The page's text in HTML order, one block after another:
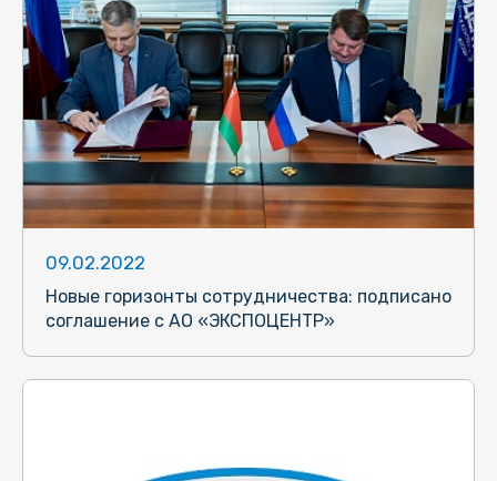
09.02.2022
Новые горизонты сотрудничества: подписано
соглашение с АО «ЭКСПОЦЕНТР»